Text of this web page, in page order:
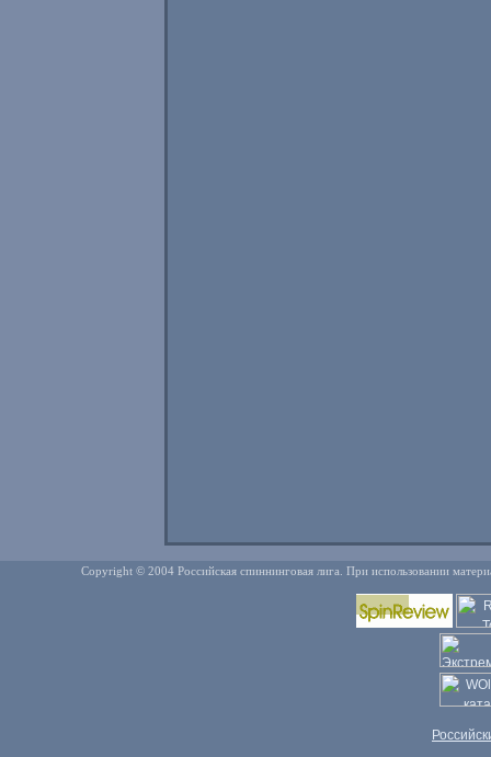
Copyright © 2004 Российская спиннинговая лига. При использовании